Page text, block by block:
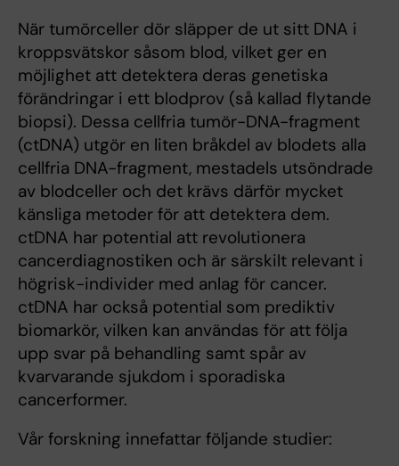
När tumörceller dör släpper de ut sitt DNA i
kroppsvätskor såsom blod, vilket ger en
möjlighet att detektera deras genetiska
förändringar i ett blodprov (så kallad flytande
biopsi). Dessa cellfria tumör-DNA-fragment
(ctDNA) utgör en liten bråkdel av blodets alla
cellfria DNA-fragment, mestadels utsöndrade
av blodceller och det krävs därför mycket
känsliga metoder för att detektera dem.
ctDNA har potential att revolutionera
cancerdiagnostiken och är särskilt relevant i
högrisk-individer med anlag för cancer.
ctDNA har också potential som prediktiv
biomarkör, vilken kan användas för att följa
upp svar på behandling samt spår av
kvarvarande sjukdom i sporadiska
cancerformer.
Vår forskning innefattar följande studier: